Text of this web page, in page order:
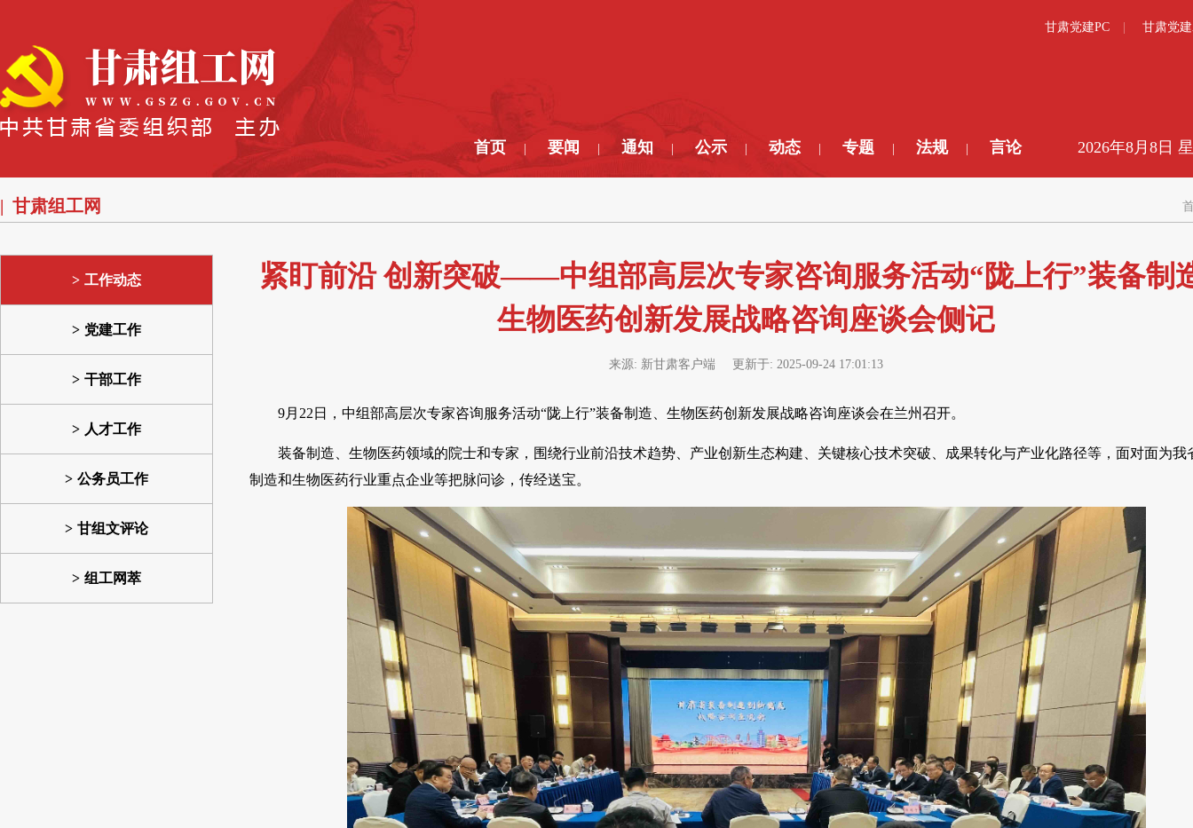
甘肃党建PC 甘肃党
首页 要闻 通知 公示 动态 专题 法规 言论 2026年8月8日
甘肃组工网
工作动态
党建工作
干部工作
人才工作
公务员工作
甘组文评论
组工网萃
紧盯前沿 创新突破——中组部高层次专家咨询服务活动“陇上行”装备制
生物医药创新发展战略咨询座谈会侧记
来源: 新甘肃客户端 更新于: 2025-09-24 17:01:13
9月22日，中组部高层次专家咨询服务活动“陇上行”装备制造、生物医药创新发展战略咨询座谈会在兰州召开。
装备制造、生物医药领域的院士和专家，围绕行业前沿技术趋势、产业创新生态构建、关键核心技术突破、成果转化与产业化路径等，面对面为我
制造和生物医药行业重点企业等把脉问诊，传经送宝。